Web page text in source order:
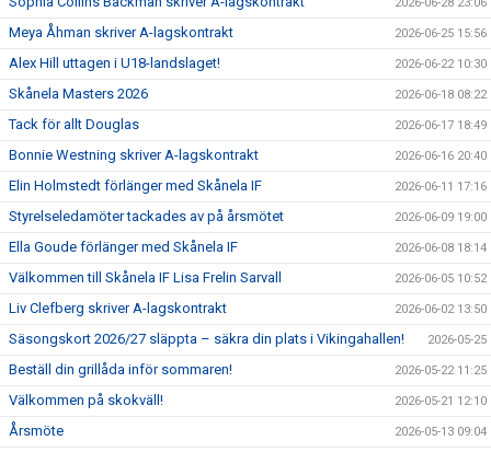
Meya Åhman skriver A-lagskontrakt 2026-06-25 15:56
Alex Hill uttagen i U18-landslaget! 2026-06-22 10:30
Skånela Masters 2026 2026-06-18 08:22
Tack för allt Douglas 2026-06-17 18:49
Bonnie Westning skriver A-lagskontrakt 2026-06-16 20:40
Elin Holmstedt förlänger med Skånela IF 2026-06-11 17:16
Styrelseledamöter tackades av på årsmötet 2026-06-09 19:00
Ella Goude förlänger med Skånela IF 2026-06-08 18:14
Välkommen till Skånela IF Lisa Frelin Sarvall 2026-06-05 10:52
Liv Clefberg skriver A-lagskontrakt 2026-06-02 13:50
Säsongskort 2026/27 släppta – säkra din plats i Vikingahallen! 2026-05-25
Beställ din grillåda inför sommaren! 2026-05-22 11:25
Välkommen på skokväll! 2026-05-21 12:10
Årsmöte 2026-05-13 09:04